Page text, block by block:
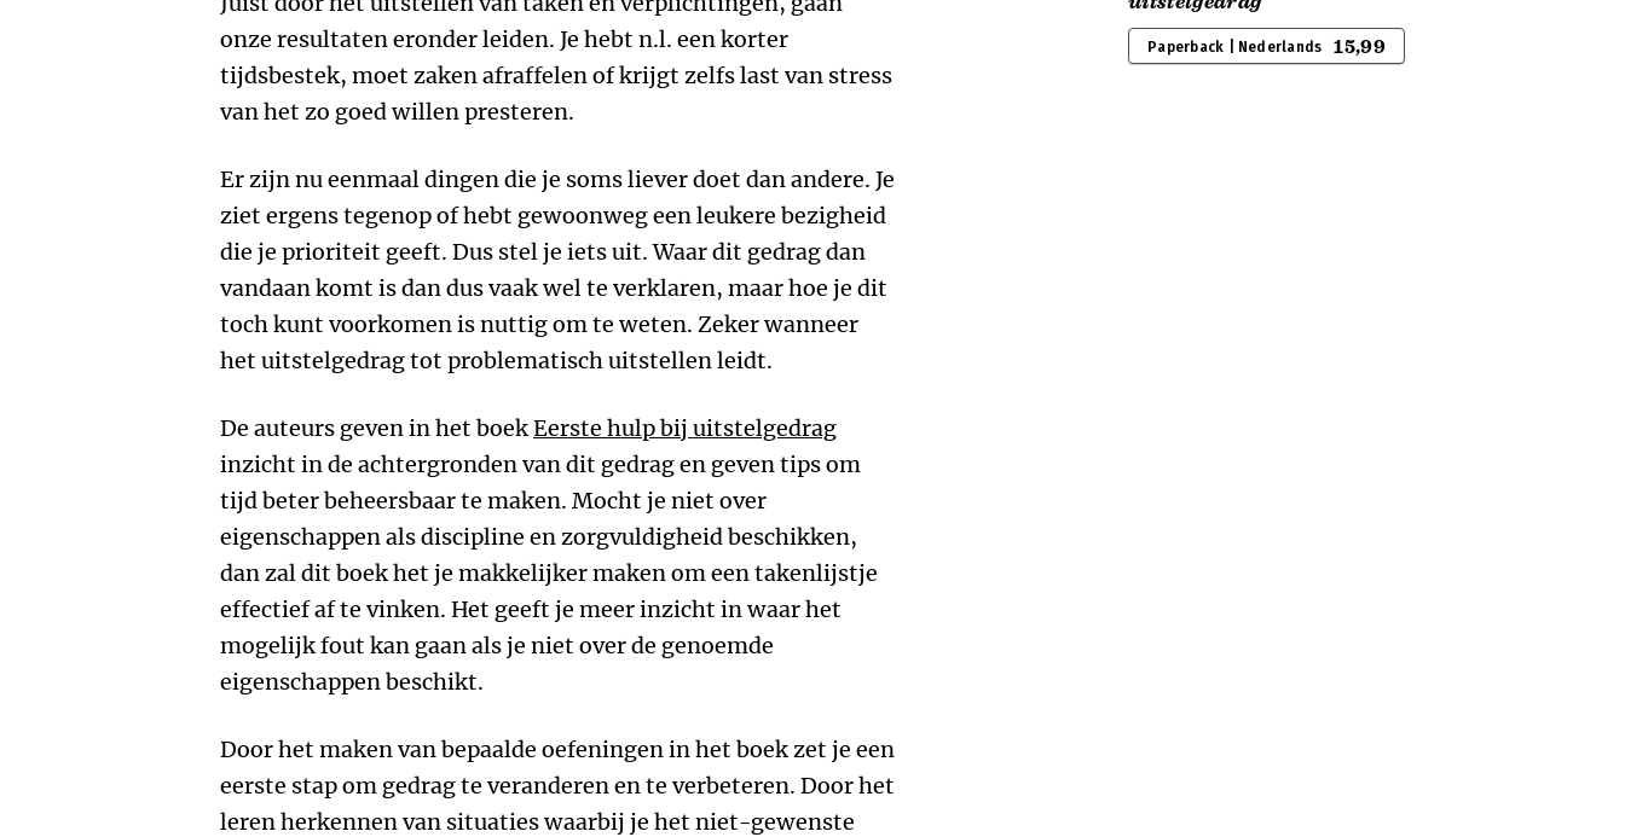
onze resultaten eronder leiden. Je hebt n.l. een korter
tijdsbestek, moet zaken afraffelen of krijgt zelfs last van stress
van het zo goed willen presteren.
Er zijn nu eenmaal dingen die je soms liever doet dan andere. Je
ziet ergens tegenop of hebt gewoonweg een leukere bezigheid
die je prioriteit geeft. Dus stel je iets uit. Waar dit gedrag dan
vandaan komt is dan dus vaak wel te verklaren, maar hoe je dit
toch kunt voorkomen is nuttig om te weten. Zeker wanneer
het uitstelgedrag tot problematisch uitstellen leidt.
De auteurs geven in het boekEerste hulp bij uitstelgedrag
inzicht in de achtergronden van dit gedrag en geven tips om
tijd beter beheersbaar te maken. Mocht je niet over
eigenschappen als discipline en zorgvuldigheid beschikken,
dan zal dit boek het je makkelijker maken om een takenlijstje
effectief af te vinken. Het geeft je meer inzicht in waar het
mogelijk fout kan gaan als je niet over de genoemde
eigenschappen beschikt.
Door het maken van bepaalde oefeningen in het boek zet je een
eerste stap om gedrag te veranderen en te verbeteren. Door het
leren herkennen van situaties waarbij je het niet-gewenste
Paperback | Nederlands 15,99